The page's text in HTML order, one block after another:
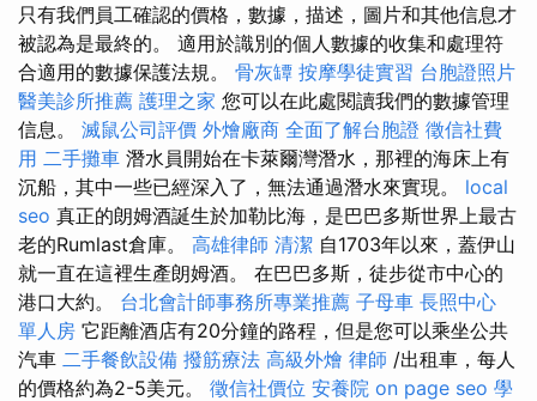
只有我們員工確認的價格，數據，描述，圖片和其他信息才
被認為是最終的。 適用於識別的個人數據的收集和處理符
合適用的數據保護法規。 骨灰罈 按摩學徒實習 台胞證照片
醫美診所推薦 護理之家 您可以在此處閱讀我們的數據管理
信息。 滅鼠公司評價 外燴廠商 全面了解台胞證 徵信社費
用 二手攤車 潛水員開始在卡萊爾灣潛水，那裡的海床上有
沉船，其中一些已經深入了，無法通過潛水來實現。 local
seo 真正的朗姆酒誕生於加勒比海，是巴巴多斯世界上最古
老的Rumlast倉庫。 高雄律師 清潔 自1703年以來，蓋伊山
就一直在這裡生產朗姆酒。 在巴巴多斯，徒步從市中心的
港口大約。 台北會計師事務所專業推薦 子母車 長照中心
單人房 它距離酒店有20分鐘的路程，但是您可以乘坐公共
汽車 二手餐飲設備 撥筋療法 高級外燴 律師 /出租車，每人
的價格約為2-5美元。 徵信社價位 安養院 on page seo 學